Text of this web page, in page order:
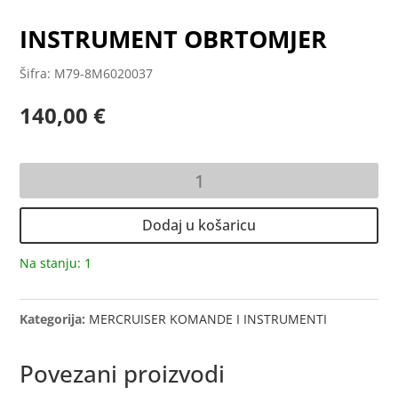
INSTRUMENT OBRTOMJER
Šifra: M79-8M6020037
140,00€
količina
Dodaj u košaricu
Na stanju: 1
Kategorija: MERCRUISER KOMANDE I INSTRUMENTI
Povezani proizvodi